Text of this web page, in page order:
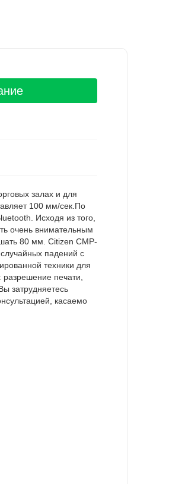
залах и для
100 мм/сек.По
Исходя из того,
очень внимательным
80 мм. Citizen CMP-
падений с
техники для
печати,
затрудняетесь
касаемо